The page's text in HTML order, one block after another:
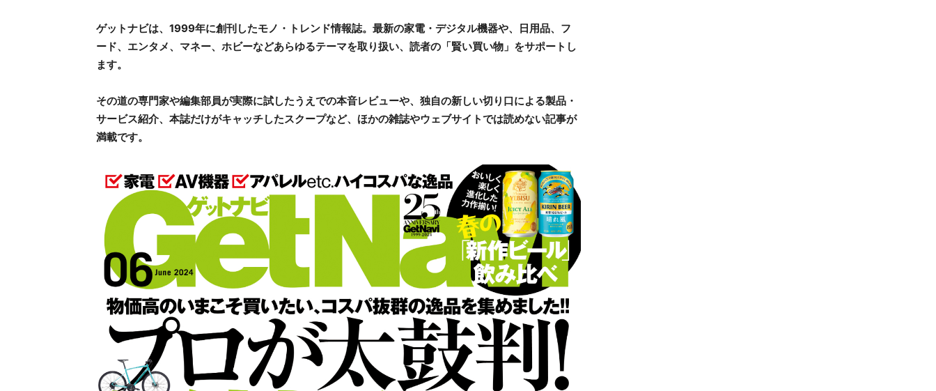
ゲットナビは、1999年に創刊したモノ・トレンド情報誌。最新の家電・デジタル機器や、日用品、フ
ード、エンタメ、マネー、ホビーなどあらゆるテーマを取り扱い、読者の「賢い買い物」をサポートし
ます。
その道の専門家や編集部員が実際に試したうえでの本音レビューや、独自の新しい切り口による製品・
サービス紹介、本誌だけがキャッチしたスクープなど、ほかの雑誌やウェブサイトでは読めない記事が
満載です。